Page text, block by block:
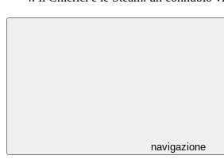
navigazione